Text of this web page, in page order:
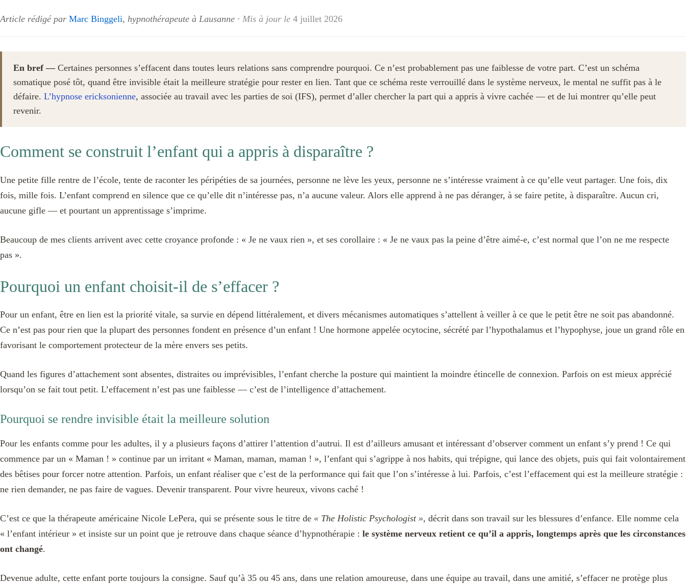
Article rédigé par Marc Binggeli, hypnothérapeute à Lausanne · Mis à jour le 4 juillet 2026
En bref —Certaines personnes s’effacent dans toutes leurs relations sans comprendre pourquoi. Ce n’est probablement pas une faiblesse de votre part. C’est un schéma
somatique posé tôt, quand être invisible était la meilleure stratégie pour rester en lien. Tant que ce schéma reste verrouillé dans le système nerveux, le mental ne suffit pas à le
défaire. L’hypnose ericksonienne, associée au travail avec les parties de soi (IFS), permet d’aller chercher la part qui a appris à vivre cachée — et de lui montrer qu’elle peut
revenir.
Comment se construit l’enfant qui a appris à disparaître ?
Une petite fille rentre de l’école, tente de raconter les péripéties de sa journées, personne ne lève les yeux, personne ne s’intéresse vraiment à ce qu’elle veut partager. Une fois, dix
fois, mille fois. L’enfant comprend en silence que ce qu’elle dit n’intéresse pas, n’a aucune valeur. Alors elle apprend à ne pas déranger, à se faire petite, à disparaître. Aucun cri,
aucune gifle — et pourtant un apprentissage s’imprime.
Beaucoup de mes clients arrivent avec cette croyance profonde : « Je ne vaux rien », et ses corollaire : « Je ne vaux pas la peine d’être aimé-e, c’est normal que l’on ne me respecte
pas ».
Pourquoi un enfant choisit-il de s’effacer ?
Pour un enfant, être en lien est la priorité vitale, sa survie en dépend littéralement, et divers mécanismes automatiques s’attellent à veiller à ce que le petit être ne soit pas abandonné.
Ce n’est pas pour rien que la plupart des personnes fondent en présence d’un enfant ! Une hormone appelée ocytocine, sécrété par l’hypothalamus et l’hypophyse, joue un grand rôle en
favorisant le comportement protecteur de la mère envers ses petits.
Quand les figures d’attachement sont absentes, distraites ou imprévisibles, l’enfant cherche la posture qui maintient la moindre étincelle de connexion. Parfois on est mieux apprécié
lorsqu’on se fait tout petit. L’effacement n’est pas une faiblesse — c’est de l’intelligence d’attachement.
Pourquoi se rendre invisible était la meilleure solution
Pour les enfants comme pour les adultes, il y a plusieurs façons d’attirer l’attention d’autrui. Il est d’ailleurs amusant et intéressant d’observer comment un enfant s’y prend ! Ce qui
commence par un « Maman ! » continue par un irritant « Maman, maman, maman ! », l’enfant qui s’agrippe à nos habits, qui trépigne, qui lance des objets, puis qui fait volontairement
des bêtises pour forcer notre attention. Parfois, un enfant réaliser que c’est de la performance qui fait que l’on s’intéresse à lui. Parfois, c’est l’effacement qui est la meilleure stratégie :
ne rien demander, ne pas faire de vagues. Devenir transparent. Pour vivre heureux, vivons caché !
C’est ce que la thérapeute américaine Nicole LePera, qui se présente sous le titre de « The Holistic Psychologist », décrit dans son travail sur les blessures d’enfance. Elle nomme cela
« l’enfant intérieur » et insiste sur un point que je retrouve dans chaque séance d’hypnothérapie : le système nerveux retient ce qu’il a appris, longtemps après que les circonstances
ont changé.
Devenue adulte, cette enfant porte toujours la consigne. Sauf qu’à 35 ou 45 ans, dans une relation amoureuse, dans une équipe au travail, dans une amitié, s’effacer ne protège plus